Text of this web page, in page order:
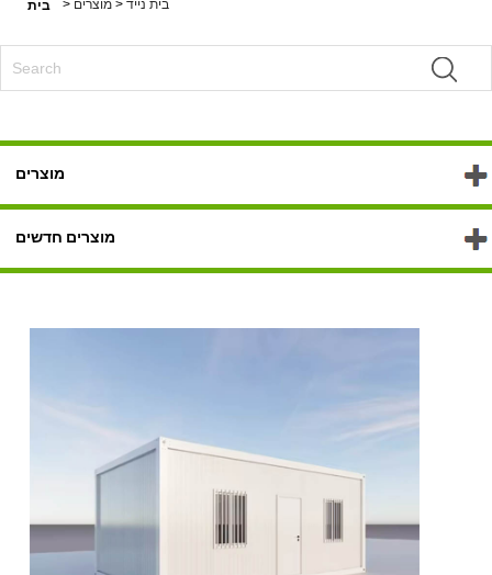
בית > מוצרים > בית נייד
מוצרים
מוצרים חדשים